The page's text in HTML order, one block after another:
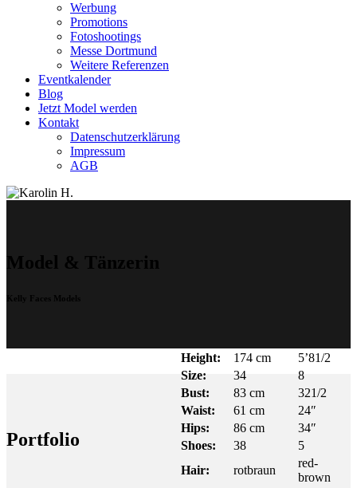
Werbung
Promotions
Fotoshootings
Messe Dortmund
Weitere Referenzen
Eventkalender
Blog
Jetzt Model werden
Kontakt
Datenschutzerklärung
Impressum
AGB
Model & Tänzerin
Kelly Faces Models
Height: 174 cm
5’81/2
Size:
34
8
Bust:
83 cm
321/2
Waist:
61 cm
24″
Hips:
86 cm
34″
Shoes:
38
5
Hair:
rotbraun
red-
brown
Portfolio